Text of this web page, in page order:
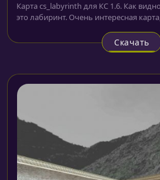
Карта cs_labyrinth для КС 1.6. Как
это лабиринт. Очень интересная
Скачать